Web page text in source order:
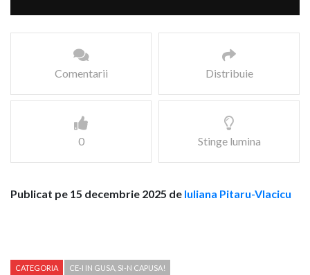
Comentarii Distribuie
0 Stinge lumina
Publicat pe 15 decembrie 2025 de Iuliana Pitaru-Vlacicu
CATEGORIA CE-I IN GUSA, SI-N CAPUSA!